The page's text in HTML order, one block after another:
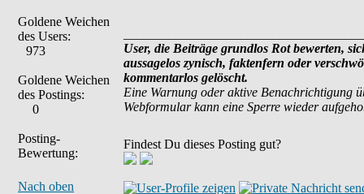
Goldene Weichen
des Users:
973
Goldene Weichen
des Postings:
0
Posting-
Bewertung:
User, die Beiträge grundlos Rot bewerten,
aussagelos zynisch, faktenfern oder
kommentarlos gelöscht.
Eine Warnung oder aktive Benachrichtigung
Webformular kann eine Sperre wieder
Findest Du dieses Posting gut?
Nach oben